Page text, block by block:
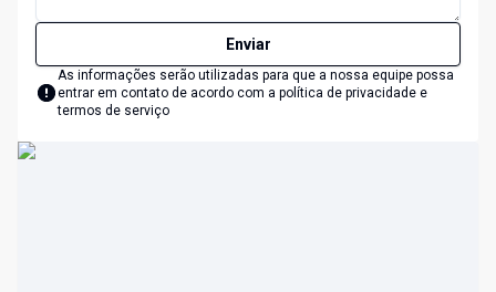
Enviar
As informações serão utilizadas para que a nossa equipe possa
entrar em contato de acordo com a política de privacidade e
termos de serviço